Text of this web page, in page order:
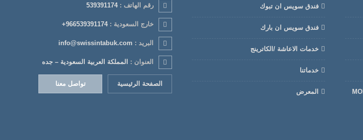
فندق سويس ان تبوك
فندق سويس ان بارك
خدمات الاعاشة /الكاترينج
خدماتنا
المعرض
رقم الهاتف :539391174
خارج السعودية :+966539391174
البريد : info@swissintabuk.com
العنوان : المملكة العربية السعودية – جده
الصفحة الرئيسية تواصل معنا